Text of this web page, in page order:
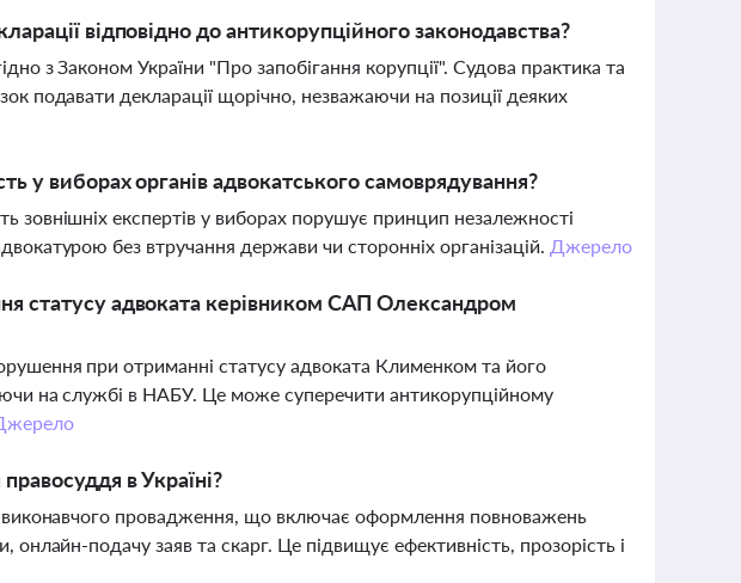
відповідно до антикорупційного законодавства?
з Законом України "Про запобігання корупції". Судова практика та
подавати декларації щорічно, незважаючи на позиції деяких
у виборах органів адвокатського самоврядування?
експертів у виборах порушує принцип незалежності
без втручання держави чи сторонніх організацій. Джерело
статусу адвоката керівником САП Олександром
при отриманні статусу адвоката Клименком та його
на службі в НАБУ. Це може суперечити антикорупційному
в Україні?
виконавчого провадження, що включає оформлення повноважень
онлайн-подачу заяв та скарг. Це підвищує ефективність, прозорість і